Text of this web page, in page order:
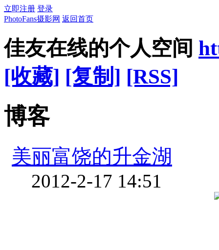
立即注册 登录
PhotoFans摄影网 返回首页
佳友在线的个人空间
[收藏] [复制] [RSS]
博客
美丽富饶的升金湖
2012-2-17 14:51